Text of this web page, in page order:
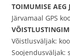
TOIMUMISE AEG
Järvamaal GPS
Võistlusväljak:
Soojendusväljak: